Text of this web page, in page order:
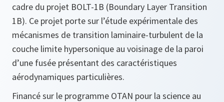
cadre du projet BOLT-1B (Boundary Layer Transition
1B). Ce projet porte sur l’étude expérimentale des
mécanismes de transition laminaire-turbulent de la
couche limite hypersonique au voisinage de la paroi
d’une fusée présentant des caractéristiques
aérodynamiques particulières.
Financé sur le programme OTAN pour la science au